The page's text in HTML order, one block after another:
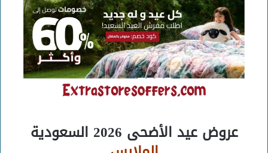
عروض عيد الأضحى 2026 السعودية